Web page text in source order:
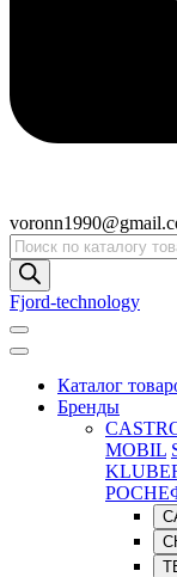
Поиск
товаров
Fjord-technology
Каталог
Бренды
MOBIL